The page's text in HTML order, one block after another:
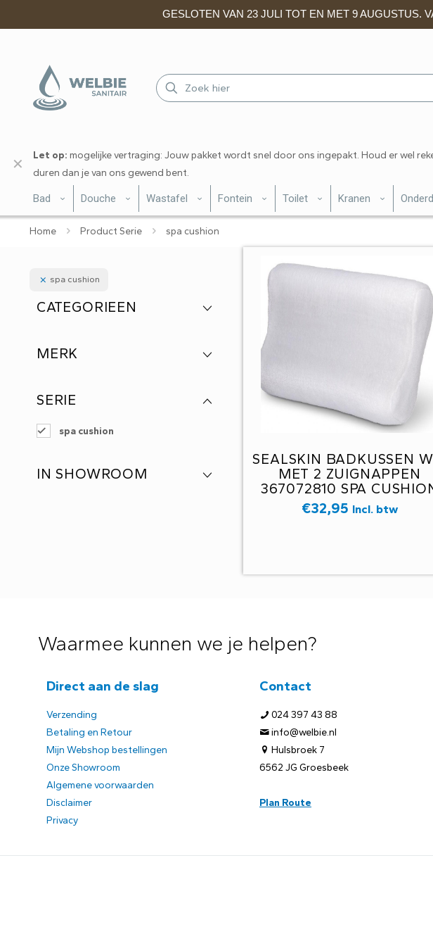
GESLOTEN VAN 23 JULI TOT EN MET 9 AUGUSTUS.
Let op: mogelijke vertraging: Jouw pakket wordt snel door ons ingepakt. Houd er wel
duren dan je van ons gewend bent.
✕
Bad Douche Wastafel Fontein Toilet Kranen
Home Product Serie spa cushion
SEALSKIN BADKUSSEN
MET 2 ZUIGNAPPEN
367072810 SPA
€32,95 Incl. btw
spa cushion
CATEGORIEEN
MERK
SERIE
spa cushion
IN SHOWROOM
Waarmee kunnen we je helpen?
Direct aan de slag
Verzending
Betaling en Retour
Mijn Webshop bestellingen
Onze Showroom
Algemene voorwaarden
Disclaimer
Privacy
Contact
024 397 43 88
info@welbie.nl
Hulsbroek 7
6562 JG Groesbeek
Plan Route